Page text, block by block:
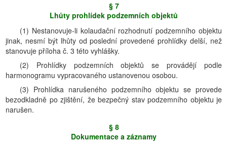
§ 7
Lhůty prohlídek podzemních objektů
(1) Nestanovuje-li kolaudační rozhodnutí podzemního objektu
jinak, nesmí být lhůty od poslední provedené prohlídky delší, než
stanovuje příloha č. 3 této vyhlášky.
(2) Prohlídky podzemních objektů se provádějí podle
harmonogramu vypracovaného ustanovenou osobou.
(3) Prohlídka narušeného podzemního objektu se provede
bezodkladně po zjištění, že bezpečný stav podzemního objektu je
narušen.
§ 8
Dokumentace a záznamy